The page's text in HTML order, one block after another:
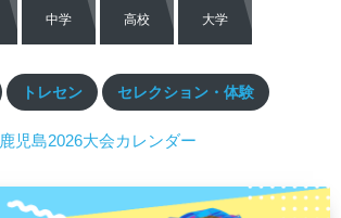
中学 高校 大学
トレセン セレクション・体験
鹿児島2026大会カレンダー